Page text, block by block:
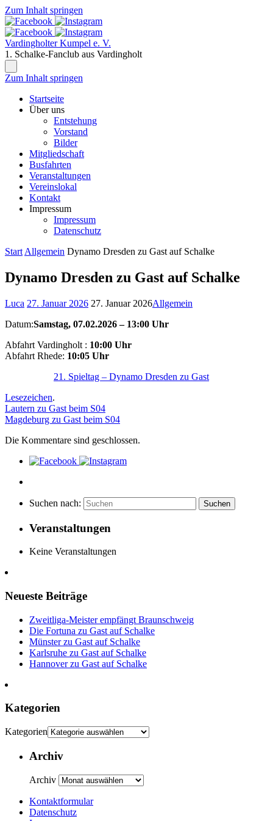
Zum Inhalt springen
Vardingholter Kumpel e. V.
1. Schalke-Fanclub aus Vardingholt
Zum Inhalt springen
Startseite
Über uns
Entstehung
Vorstand
Bilder
Mitgliedschaft
Busfahrten
Veranstaltungen
Vereinslokal
Kontakt
Impressum
Impressum
Datenschutz
Start Allgemein Dynamo Dresden zu Gast auf Schalke
Dynamo Dresden zu Gast auf Schalke
Luca 27. Januar 2026 27. Januar 2026Allgemein
Datum:Samstag, 07.02.2026 – 13:00 Uhr
Abfahrt Vardingholt : 10:00 Uhr
Abfahrt Rhede: 10:05 Uhr
21. Spieltag – Dynamo Dresden zu Gast
Lesezeichen.
Lautern zu Gast beim S04
Magdeburg zu Gast beim S04
Die Kommentare sind geschlossen.
Suchen nach: Suchen
Veranstaltungen
Keine Veranstaltungen
Neueste Beiträge
Zweitliga-Meister empfängt Braunschweig
Die Fortuna zu Gast auf Schalke
Münster zu Gast auf Schalke
Karlsruhe zu Gast auf Schalke
Hannover zu Gast auf Schalke
Kategorien
Kategorien
Archiv
Archiv
Kontaktformular
Datenschutz